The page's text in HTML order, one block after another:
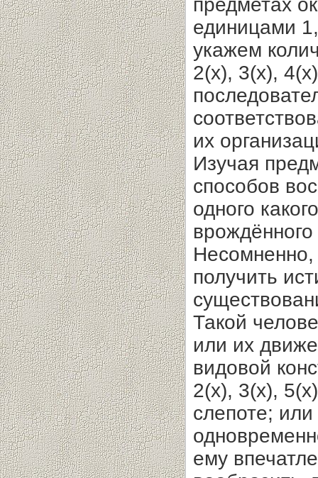
предметах
единицами
укажем
2(х), 3(х),
их
Изучая
способов
одного
получить
Такой
или их
видовой
2(х), 3(х),
слепоте;
ему